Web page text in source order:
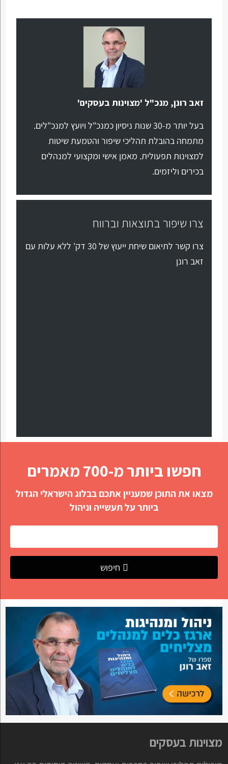
זאב רונן, מנכ"ל 'מצוינות בעסקים'
בעל יותר מ-30 שנות ניסיון כמנכ"ל ויועץ למנכ"לים.
מתמחה בהובלת תהליכי שיפור והטמעת שיטות
למצוינות תפעולית. מאמן אישי ומקצועי למנהלים
בכירים וליזמים.
צרו שיפור בתוצאות וברווח
צרו קשר לתיאום שיחת ייעוץ של 30 דק' ללא עלות עם
זאב רונן
חפשו ביותר מ-700 מאמרים
מצאו את התוכן שמעניין אתכם בבלוג הישראלי הגדול
ביותר על תעשייה וניהול
חיפוש
מצוינות בעסקים